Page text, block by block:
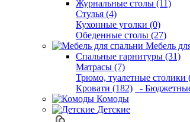
Журнальные столы (11)
Стулья (4)
Кухонные уголки (0)
Обеденные столы (27)
Мебель
Спальные гарнитуры (31)
Матрасы (7)
Трюмо, туалетные столики
Кровати (182)
-
Комоды
Детские